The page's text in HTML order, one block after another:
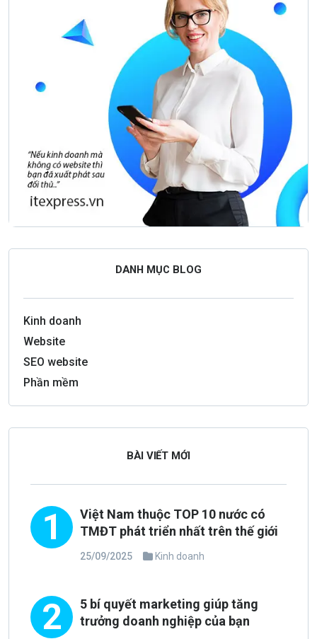
DANH MỤC BLOG
Kinh doanh
Website
SEO website
Phần mềm
BÀI VIẾT MỚI
1
Việt Nam thuộc TOP 10 nước có
TMĐT phát triển nhất trên thế giới
25/09/2025 Kinh doanh
2
5 bí quyết marketing giúp tăng
trưởng doanh nghiệp của bạn